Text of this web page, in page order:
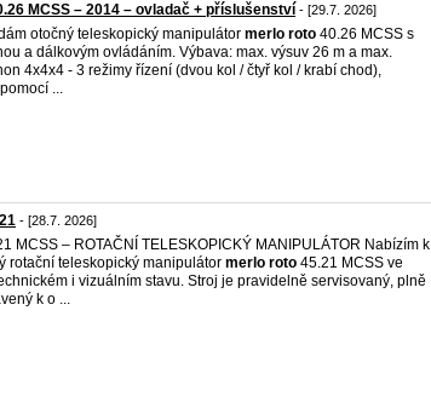
MCSS – 2014 – ovladač + příslušenství - [29.7. 2026]
otočný teleskopický manipulátor merlo roto 40.26 MCSS s
a dálkovým ovládáním. Výbava: max. výsuv 26 m a max.
4x4x4 - 3 režimy řízení (dvou kol / čtyř kol / krabí chod),
...
- [28.7. 2026]
MCSS – ROTAČNÍ TELESKOPICKÝ MANIPULÁTOR Nabízím k
rotační teleskopický manipulátor merlo roto 45.21 MCSS ve
i vizuálním stavu. Stroj je pravidelně servisovaný, plně
k o ...